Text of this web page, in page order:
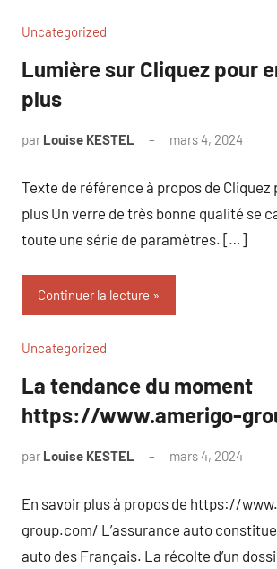
Uncategorized
Lumière sur Cliquez pour
plus
par Louise KESTEL mars 4, 2024
Texte de référence à propos de Cliquez
plus Un verre de très bonne qualité se
toute une série de paramètres. […]
Continuer la lecture
Uncategorized
La tendance du moment
https://www.amerigo-
par Louise KESTEL mars 4, 2024
En savoir plus à propos de https://
group.com/ L’assurance auto constitue
auto des Français. La récolte d’un